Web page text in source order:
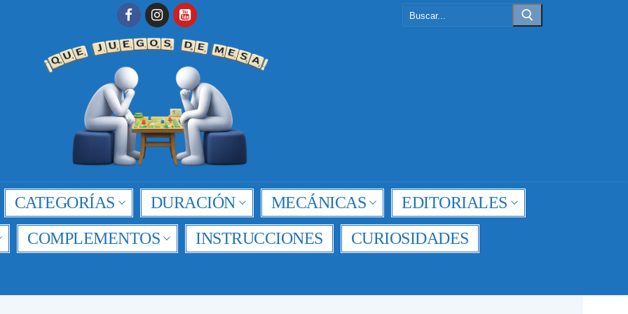
CATEGORÍAS DURACIÓN MECÁNICAS
EDITORIALES
COMPLEMENTOS INSTRUCCIONES
CURIOSIDADES